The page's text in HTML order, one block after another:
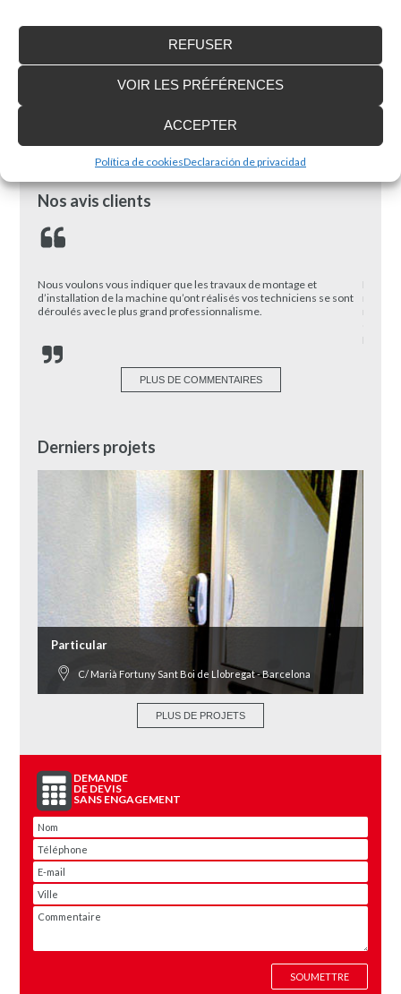
ACCEPTER
REFUSER
VOIR LES PRÉFÉRENCES
Política de cookiesDeclaración de privacidad
Nos avis clients
Nous voulons vous indiquer que les travaux de montage et
d’installation de la machine qu’ont réalisés vos techniciens se sont
déroulés avec le plus grand professionnalisme.
Enier a
mes
ma
PLUS DE COMMENTAIRES
Derniers projets
Particular
C/ Marià Fortuny Sant Boi de Llobregat - Barcelona
PLUS DE PROJETS
DEMANDE
DE DEVIS
SANS ENGAGEMENT